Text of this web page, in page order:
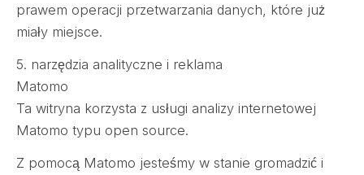
prawem operacji przetwarzania danych, które już
miały miejsce.
5. narzędzia analityczne i reklama
Matomo
Ta witryna korzysta z usługi analizy internetowej
Matomo typu open source.
Z pomocą Matomo jesteśmy w stanie gromadzić i